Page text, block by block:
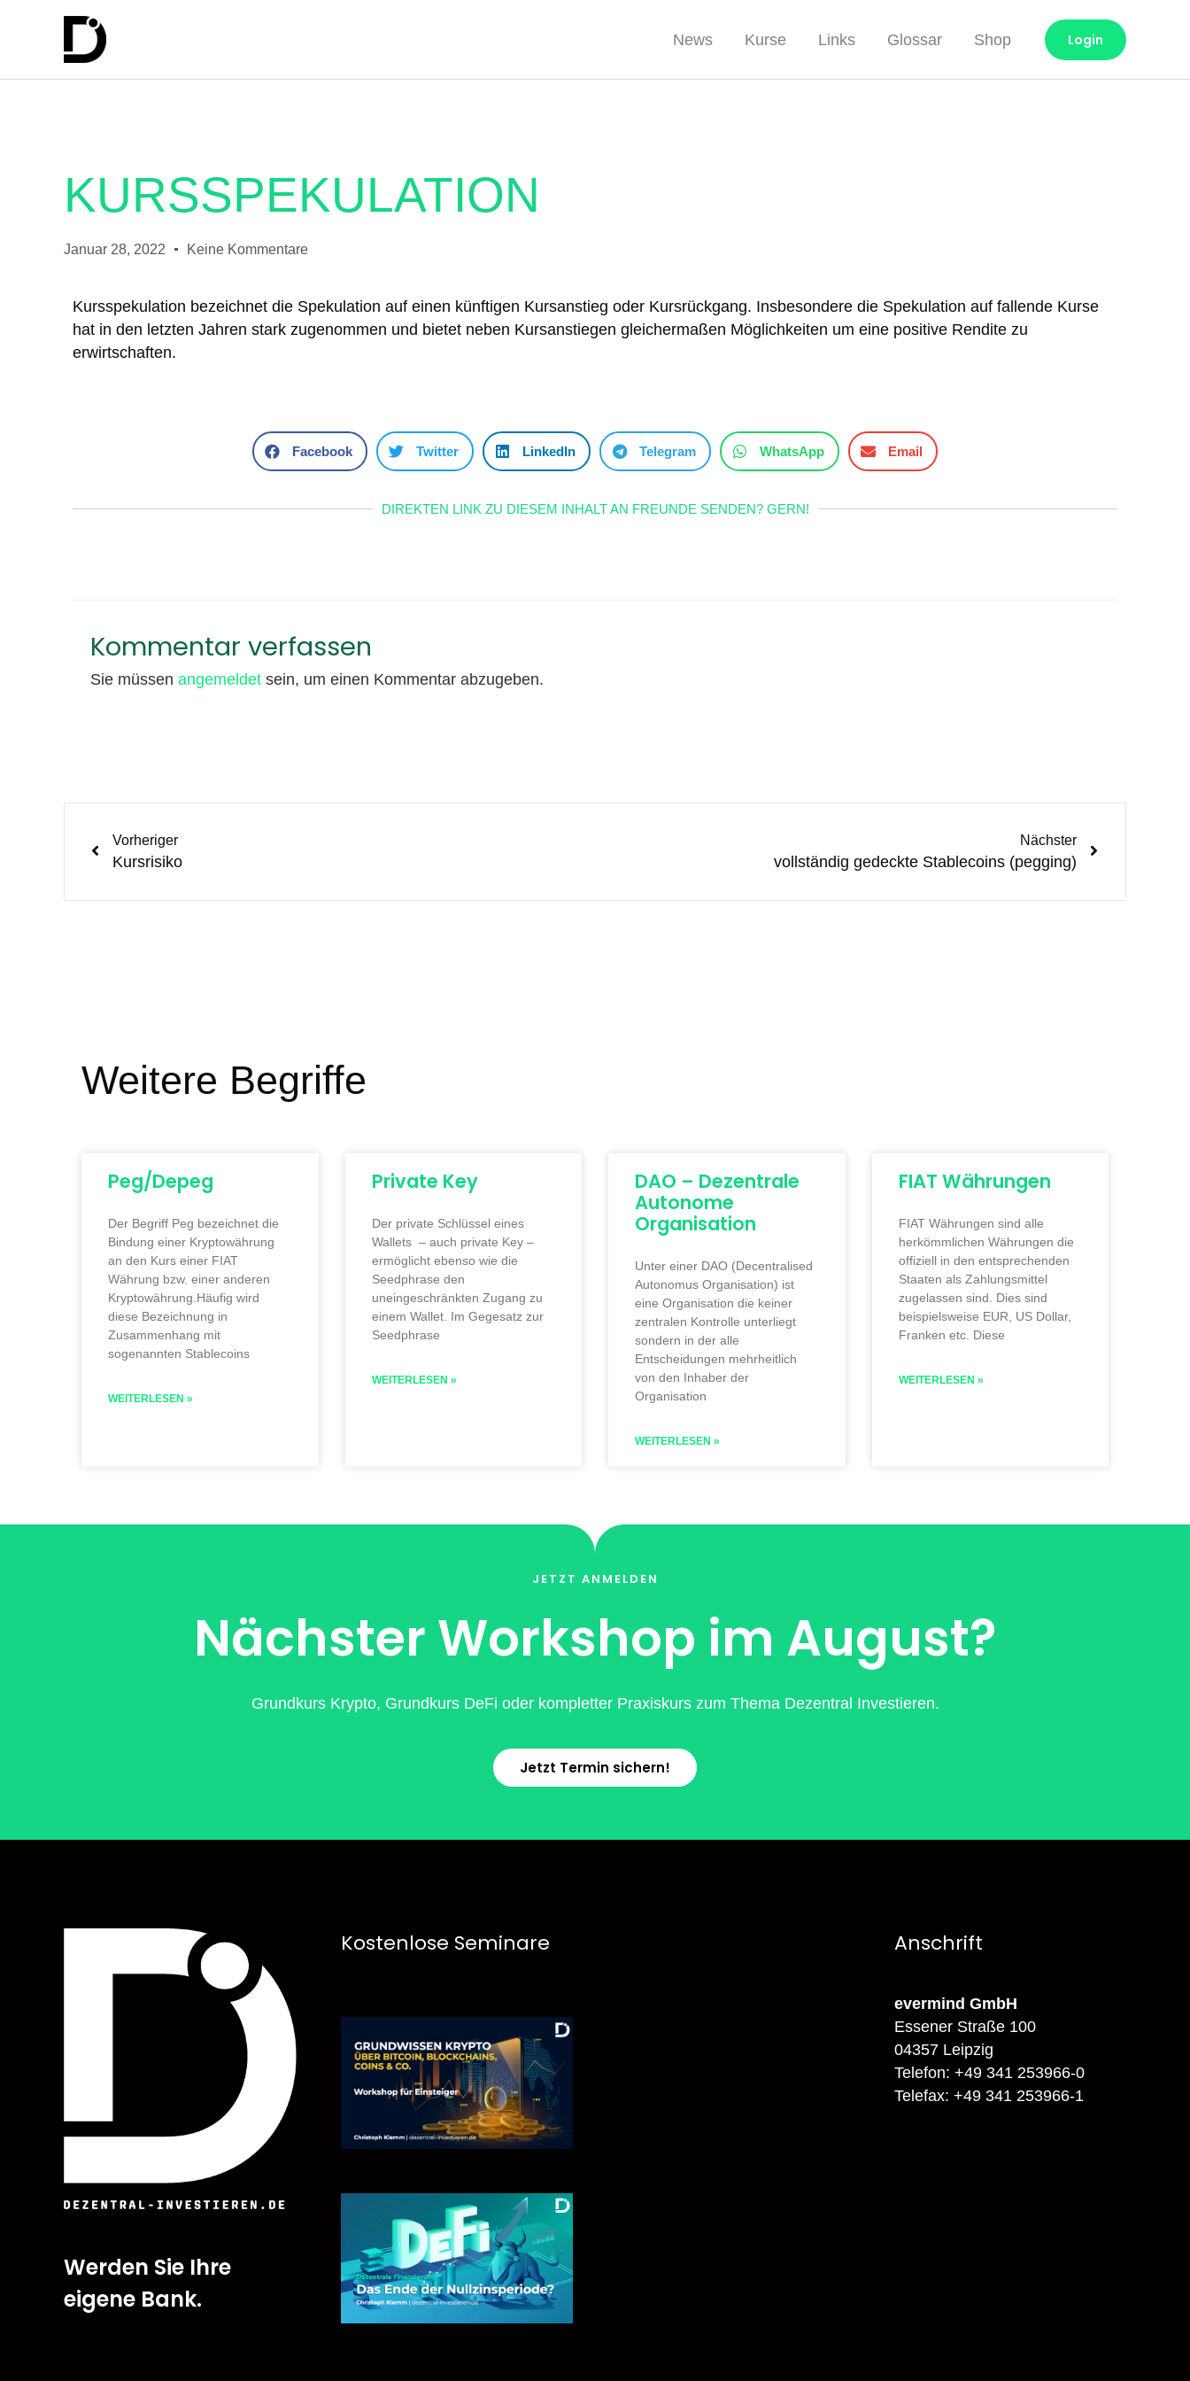
News Kurse Links Glossar Shop Login
KURSSPEKULATION
Januar 28, 2022 Keine Kommentare
Kursspekulation bezeichnet die Spekulation auf einen künftigen Kursanstieg oder Kursrückgang. Insbesondere die Spekulation auf fallende Kurse
hat in den letzten Jahren stark zugenommen und bietet neben Kursanstiegen gleichermaßen Möglichkeiten um eine positive Rendite zu
erwirtschaften.
Facebook Twitter LinkedIn Telegram WhatsApp Email
DIREKTEN LINK ZU DIESEM INHALT AN FREUNDE SENDEN? GERN!
Kommentar verfassen
Sie müssen angemeldet sein, um einen Kommentar abzugeben.
Vorheriger
Kursrisiko
Nächster
vollständig gedeckte Stablecoins (pegging)
Weitere Begriffe
Peg/Depeg
Der Begriff Peg bezeichnet die
Bindung einer Kryptowährung
an den Kurs einer FIAT
Währung bzw. einer anderen
Kryptowährung.Häufig wird
diese Bezeichnung in
Zusammenhang mit
sogenannten Stablecoins
WEITERLESEN »
Private Key
Der private Schlüssel eines
Wallets – auch private Key –
ermöglicht ebenso wie die
Seedphrase den
uneingeschränkten Zugang zu
einem Wallet. Im Gegesatz zur
Seedphrase
WEITERLESEN »
DAO – Dezentrale
Autonome
Organisation
Unter einer DAO (Decentralised
Autonomus Organisation) ist
eine Organisation die keiner
zentralen Kontrolle unterliegt
sondern in der alle
Entscheidungen mehrheitlich
von den Inhaber der
Organisation
WEITERLESEN »
FIAT Währungen
FIAT Währungen sind alle
herkömmlichen Währungen die
offiziell in den entsprechenden
Staaten als Zahlungsmittel
zugelassen sind. Dies sind
beispielsweise EUR, US Dollar,
Franken etc. Diese
WEITERLESEN »
JETZT ANMELDEN
Nächster Workshop im August?
Grundkurs Krypto, Grundkurs DeFi oder kompletter Praxiskurs zum Thema Dezentral Investieren.
Jetzt Termin sichern!
Werden Sie Ihre
eigene Bank.
Kostenlose Seminare Anschrift
evermind GmbH
Essener Straße 100
04357 Leipzig
Telefon: +49 341 253966-0
Telefax: +49 341 253966-1